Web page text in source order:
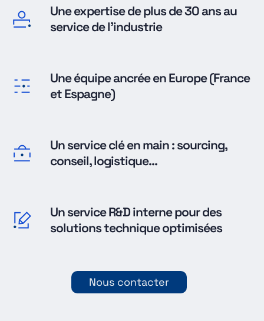
Une expertise de plus de 30 ans au
service de l'industrie
Une équipe ancrée en Europe (France
et Espagne)
Un service clé en main : sourcing,
conseil, logistique...
Un service R&D interne pour des
solutions technique optimisées
Nous contacter